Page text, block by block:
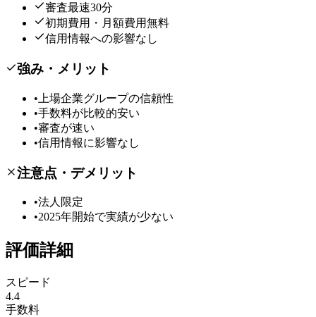
審査最速30分
初期費用・月額費用無料
信用情報への影響なし
強み・メリット
• 上場企業グループの信頼性
•手数料が比較的安い
•審査が速い
•信用情報に影響なし
注意点・デメリット
•法人限定
•2025年開始で実績が少ない
評価詳細
スピード
4.4
手数料